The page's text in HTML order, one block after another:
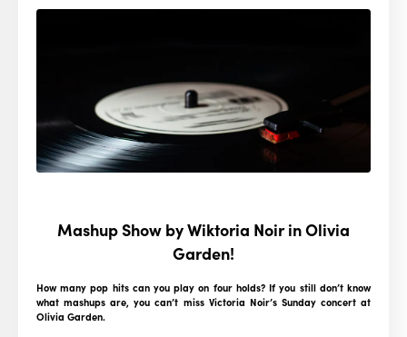
Mashup Show by Wiktoria Noir in Olivia
Garden!
How many pop hits can you play on four holds? If you still don’t know
what mashups are, you can’t miss Victoria Noir’s Sunday concert at
Olivia Garden.